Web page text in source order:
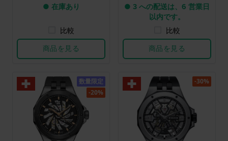
● 在庫あり
比較
商品を見る
● 3 への配送は、6 営業日
以内です。
比較
商品を見る
数量限定
-20%
-30%